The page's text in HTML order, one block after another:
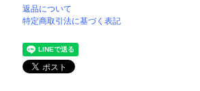
返品について
特定商取引法に基づく表記